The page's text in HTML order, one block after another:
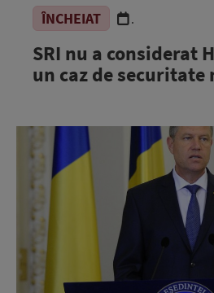
ÎNCHEIAT .
SRI nu a considerat
un caz de